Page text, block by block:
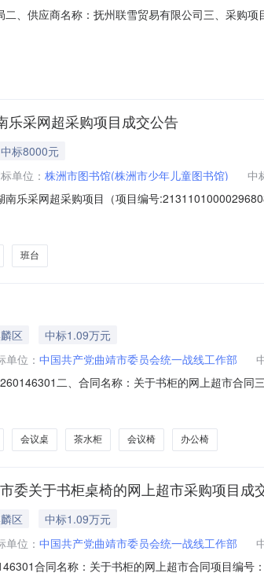
、供应商名称：抚州联雪贸易有限公司三、采购
称：抚州市公安局联系人：曾宪辉联系电话：
乐采网超采购项目成交公告
中标8000元
单位： 株洲市图书馆(株洲市少年儿童图书馆) 中
乐采网超采购项目（项目编号
址：株洲市建设中路658号（市文化园内））采购
班台
区
中标1.09万元
单位： 中国共产党曲靖市委员会统一战线工作部
二、合同名称：关于书柜的网上超市合同
委员会统一战线工作部地址：曲靖市政协大楼（
六、合同主要信息主要标的名称：办公家
会议桌 茶水柜 会议椅 办公椅
委关于书柜桌椅的网上超市采购项目成
区
中标1.09万元
单位： 中国共产党曲靖市委员会统一战线工作部
合同名称：关于书柜的网上超市合同项目编